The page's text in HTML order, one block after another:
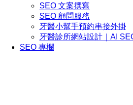
SEO 文案撰寫
SEO 顧問服務
牙醫小幫手預約串接外掛
牙醫診所網站設計｜AI
SEO 專欄